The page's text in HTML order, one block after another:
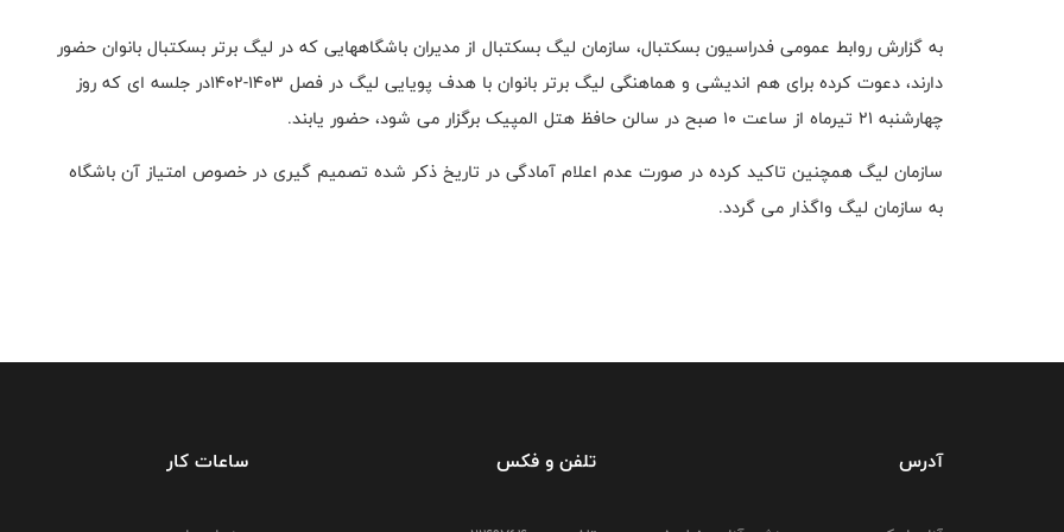
به گزارش روابط عمومی فدراسیون بسکتبال، سازمان لیگ بسکتبال از مدیران باشگاههایی که در لیگ برتر بسکتبال بانوان حضور
دارند، دعوت کرده برای هم اندیشی و هماهنگی لیگ برتر بانوان با هدف پویایی لیگ در فصل 1403-1402در جلسه ای که روز
چهارشنبه ۲۱ تیرماه از ساعت ۱۰ صبح در سالن حافظ هتل المپیک برگزار می شود، حضور یابند.
سازمان لیگ همچنین تاکید کرده در صورت عدم اعلام آمادگی در تاریخ ذکر شده تصمیم گیری در خصوص امتیاز آن باشگاه
به سازمان لیگ واگذار می گردد.
آدرس تلفن و فکس ساعات کار